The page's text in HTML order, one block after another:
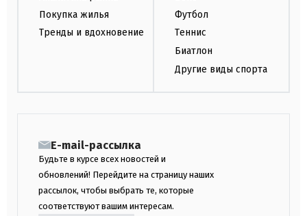
Покупка жилья
Тренды и вдохновение
Футбол
Теннис
Биатлон
Другие виды спорта
E-mail-рассылка
Будьте в курсе всех новостей и
обновлений! Перейдите на страницу наших
рассылок, чтобы выбрать те, которые
соответствуют вашим интересам.